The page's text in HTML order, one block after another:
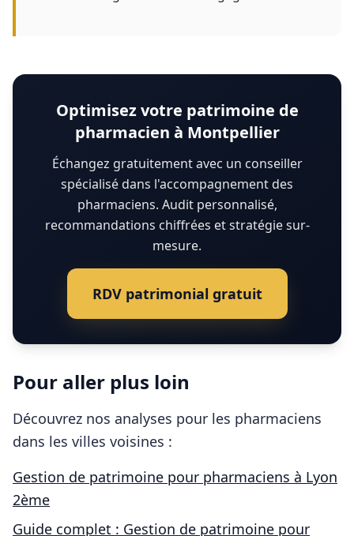
Optimisez votre patrimoine de
pharmacien à Montpellier
Échangez gratuitement avec un conseiller
spécialisé dans l'accompagnement des
pharmaciens. Audit personnalisé,
recommandations chiffrées et stratégie sur-
mesure.
RDV patrimonial gratuit
Pour aller plus loin
Découvrez nos analyses pour les pharmaciens
dans les villes voisines :
Gestion de patrimoine pour pharmaciens à Lyon
2ème
Guide complet : Gestion de patrimoine pour